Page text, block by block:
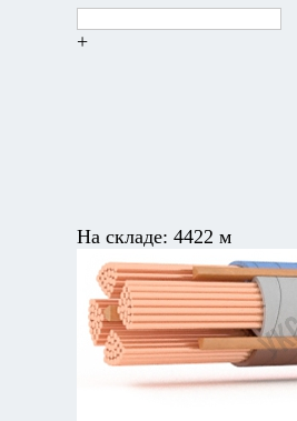
+
На складе: 4422 м